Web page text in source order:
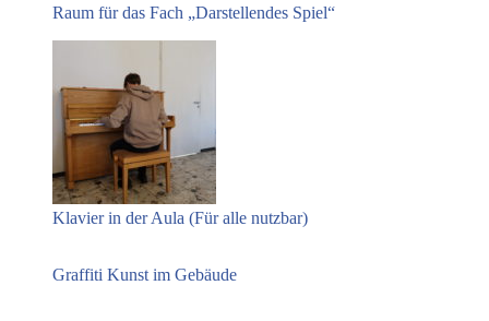
Raum für das Fach „Darstellendes Spiel“
Klavier in der Aula (Für alle nutzbar)
Graffiti Kunst im Gebäude